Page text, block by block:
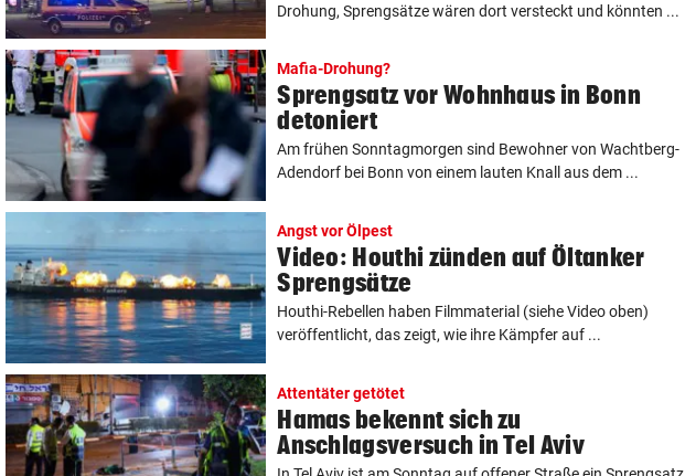
Drohung, Sprengsätze wären dort versteckt und könnten ...
Mafia-Drohung?
Sprengsatz vor Wohnhaus in Bonn
detoniert
Am frühen Sonntagmorgen sind Bewohner von Wachtberg-
Adendorf bei Bonn von einem lauten Knall aus dem ...
Angst vor Ölpest
Video: Houthi zünden auf Öltanker
Sprengsätze
Houthi-Rebellen haben Filmmaterial (siehe Video oben)
veröffentlicht, das zeigt, wie ihre Kämpfer auf ...
Attentäter getötet
Hamas bekennt sich zu
Anschlagsversuch in Tel Aviv